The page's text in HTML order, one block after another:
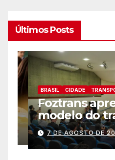
Últimos Posts
BRASIL CIDADE
Foztrans
modelo do
coletivo em
pública e
sistema mais
7 DE AGOSTO DE 2026